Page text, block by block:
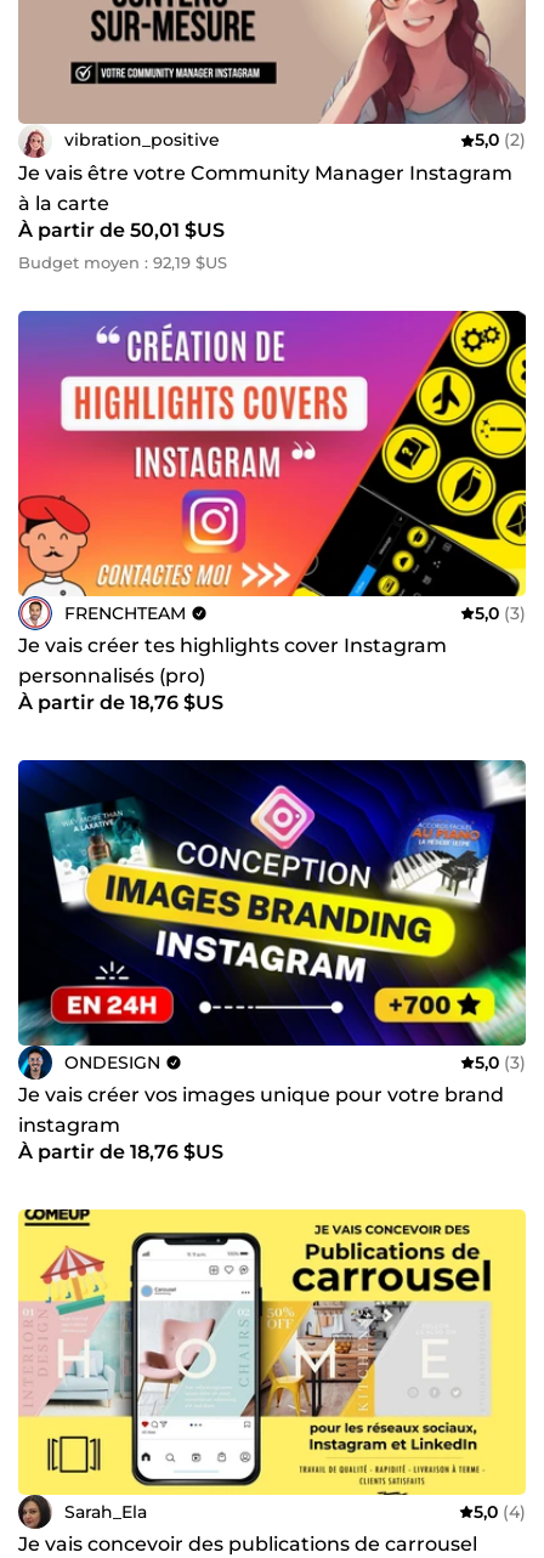
vibration_positive 5,0 (2)
Je vais être votre Community Manager Instagram
à la carte
À partir de 50,01 $US
Budget moyen : 92,19 $US
FRENCHTEAM 5,0 (3)
Je vais créer tes highlights cover Instagram
personnalisés (pro)
À partir de 18,76 $US
ONDESIGN 5,0 (3)
Je vais créer vos images unique pour votre brand
instagram
À partir de 18,76 $US
Sarah_Ela 5,0 (4)
Je vais concevoir des publications de carrousel